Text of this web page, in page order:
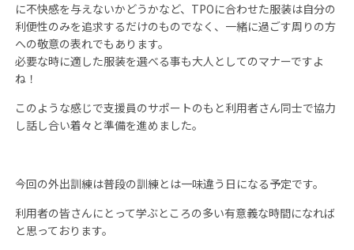
に不快感を与えないかどうかなど、TPOに合わせた服装は自分の
利便性のみを追求するだけのものでなく、一緒に過ごす周りの方
への敬意の表れでもあります。
必要な時に適した服装を選べる事も大人としてのマナーですよ
ね！
このような感じで支援員のサポートのもと利用者さん同士で協力
し話し合い着々と準備を進めました。
今回の外出訓練は普段の訓練とは一味違う日になる予定です。
利用者の皆さんにとって学ぶところの多い有意義な時間になれば
と思っております。